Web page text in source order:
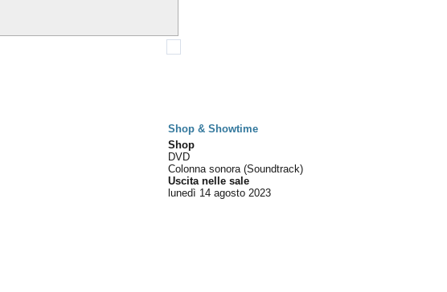
Shop & Showtime
Shop
DVD
Colonna sonora (Soundtrack)
Uscita nelle sale
lunedì 14 agosto 2023